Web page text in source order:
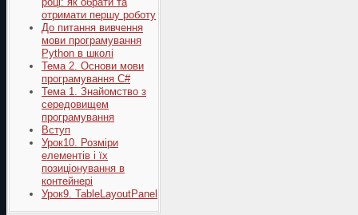
отримати першу роботу
До питання вивчення
мови програмування
Python в школі
Тема 2. Основи мови
програмування C#
Тема 1. Знайомство з
середовищем
програмування
Вступ
Урок10. Розміри
елементів і їх
позиціонування в
контейнері
Урок9. TableLayoutPanel